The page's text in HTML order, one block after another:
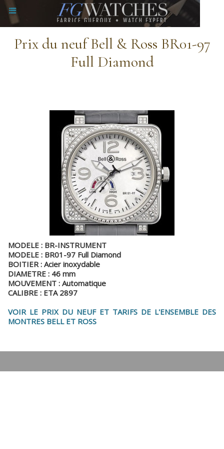
Prix du neuf Bell & Ross BR01-97
Full Diamond
MODELE : BR-INSTRUMENT
MODELE : BR01-97 Full Diamond
BOITIER : Acier inoxydable
DIAMETRE : 46 mm
MOUVEMENT : Automatique
CALIBRE : ETA 2897
VOIR LE PRIX DU NEUF ET TARIFS DE L'ENSEMBLE DES
MONTRES BELL ET ROSS